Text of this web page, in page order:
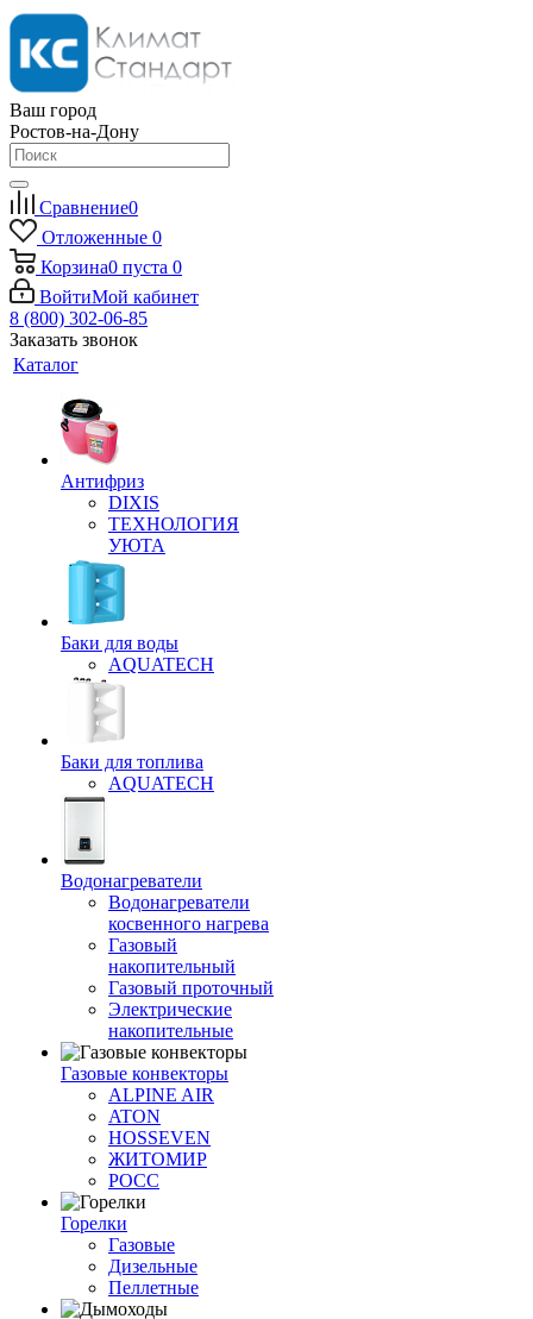
Ваш город
Ростов-на-Дону
Сравнение0
Отложенные 0
Корзина0 пуста 0
ВойтиМой кабинет
8 (800) 302-06-85
Заказать звонок
Каталог
Антифриз
DIXIS
ТЕХНОЛОГИЯ
УЮТА
Баки для воды
AQUATECH
Баки для топлива
AQUATECH
Водонагреватели
Водонагреватели
косвенного нагрева
Газовый
накопительный
Газовый проточный
Электрические
накопительные
Газовые конвекторы
ALPINE AIR
ATON
HOSSEVEN
ЖИТОМИР
РОСС
Горелки
Газовые
Дизельные
Пеллетные